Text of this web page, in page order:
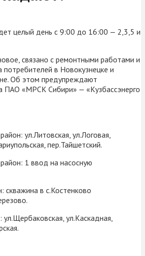
целый день с 9:00 до 16:00 — 2,3,5 и
связано с ремонтными работами и
потребителей в Новокузнецке и
Об этом предупреждают
ПАО «МРСК Сибири» — «Кузбассэнерго
ул.Литовская, ул.Логовая,
пер.Тайшетский.
1 ввод на насосную
скважина в с.Костенково
ул.Каскадная,